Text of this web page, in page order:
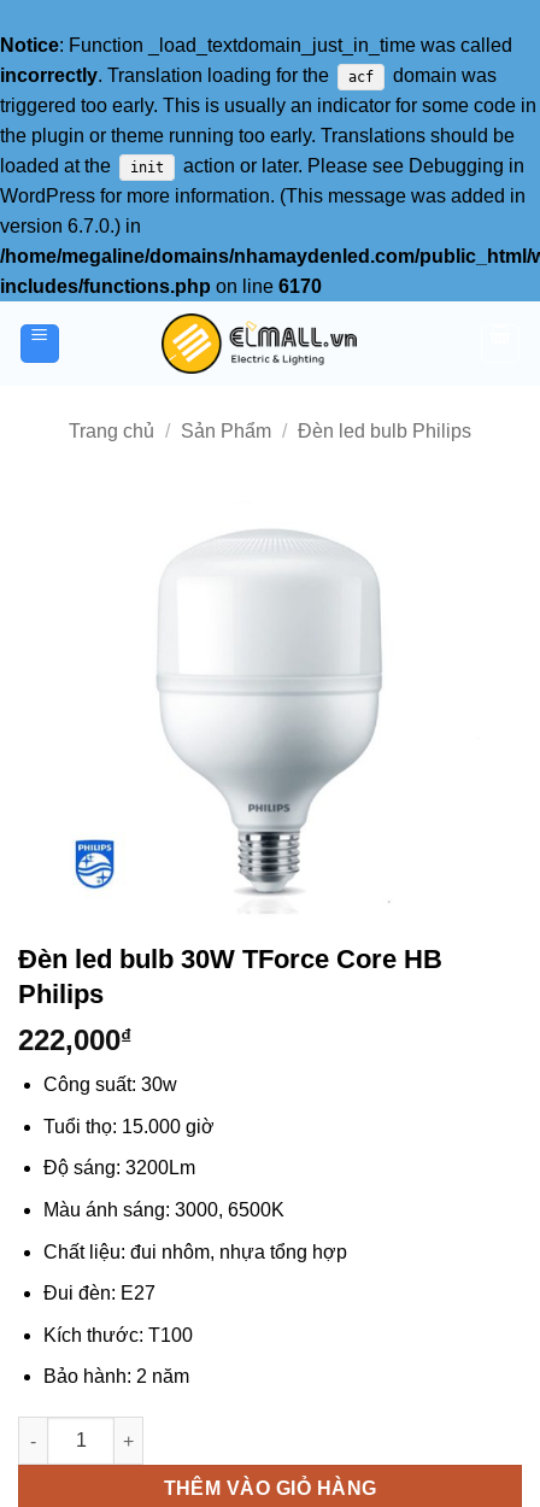
Notice: Function _load_textdomain_just_in_time was called
incorrectly. Translation loading for the acf
domain was
triggered too early. This is usually an indicator for some code in
the plugin or theme running too early. Translations should be
loaded at the
init action or later. Please see Debugging in
WordPress for more information. (This message was added in
version 6.7.0.) in
/home/megaline/domains/nhamaydenled.com/public_html/
includes/functions.php on line 6170
Trang chủ
/ Sản Phẩm / Đèn led bulb Philips
Đèn led bulb 30W TForce Core HB
Philips
222,000₫
Công suất: 30w
Tuổi thọ: 15.000 giờ
Độ sáng: 3200Lm
Màu ánh sáng: 3000, 6500K
Chất liệu: đui nhôm, nhựa tổng hợp
Đui đèn: E27
Kích thước: T100
Bảo hành: 2 năm
Số lượng
THÊM VÀO GIỎ HÀNG